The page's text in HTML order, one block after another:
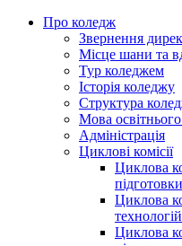
Про коледж
Звернення
Місце шани та
Тур коледжем
Історія коледжу
Структура
Мова
Адміністрація
Циклові комісії
Циклова
підготовки
Циклова
технологій
Циклова